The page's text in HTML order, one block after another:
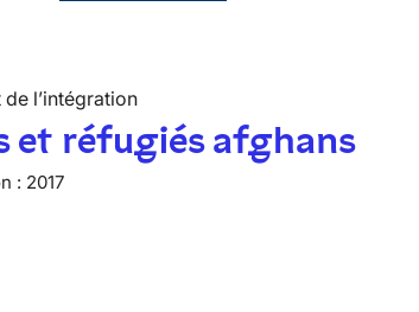
de l’intégration
et réfugiés afghans
: 2017